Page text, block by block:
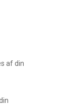
af din